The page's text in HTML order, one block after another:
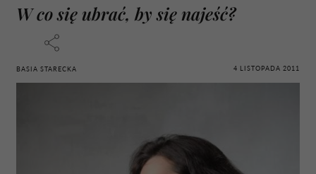
W co się ubrać, by się najeść?
BASIA STARECKA 4 LISTOPADA 2011